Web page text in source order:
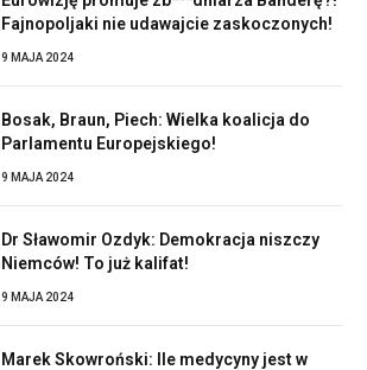
Fajnopoljaki nie udawajcie zaskoczonych!
9 MAJA 2024
Bosak, Braun, Piech: Wielka koalicja do
Parlamentu Europejskiego!
9 MAJA 2024
Dr Sławomir Ozdyk: Demokracja niszczy
Niemców! To już kalifat!
9 MAJA 2024
Marek Skowroński: Ile medycyny jest w